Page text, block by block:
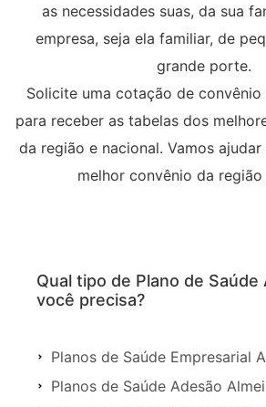
as necessidades suas, da sua
empresa, seja ela familiar, de
grande porte.
Solicite uma cotação de
para receber as tabelas dos
da região e nacional. Vamos
melhor convênio da região
Qual tipo de Plano de Saúde
você precisa?
Planos de Saúde Empresarial
Planos de Saúde Adesão